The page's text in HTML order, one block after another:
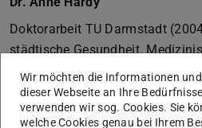
Doktorarbeit TU Darmstadt
städtische Gesundheit.
Hygienebewegung des 19.
Frankfurt a.M. 2005.
Heute: Referentin für
Wir möchten die Informationen
dieser Webseite an Ihre
verwenden wir sog. Cookies. Sie
welche Cookies genau bei Ihrem